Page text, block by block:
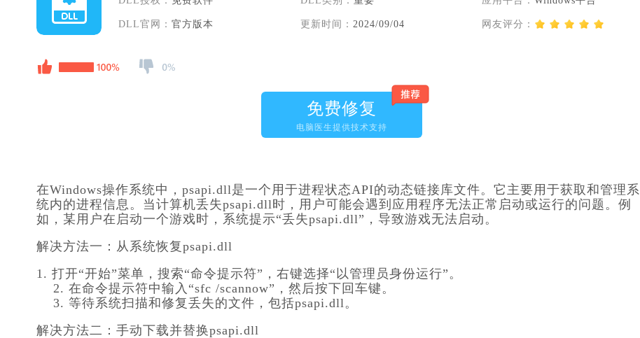
DLL官网： 官方版本 更新时间： 2024/09/04 网友评分：
免费修复
电脑医生提供技术支持
在Windows操作系统中，psapi.dll是一个用于进程状态API的动态链接库文件。它主要用于获取和管理系
统内的进程信息。当计算机丢失psapi.dll时，用户可能会遇到应用程序无法正常启动或运行的问题。例
如，某用户在启动一个游戏时，系统提示“丢失psapi.dll”，导致游戏无法启动。
解决方法一：从系统恢复psapi.dll
1. 打开“开始”菜单，搜索“命令提示符”，右键选择“以管理员身份运行”。
    2. 在命令提示符中输入“sfc /scannow”，然后按下回车键。
    3. 等待系统扫描和修复丢失的文件，包括psapi.dll。
解决方法二：手动下载并替换psapi.dll